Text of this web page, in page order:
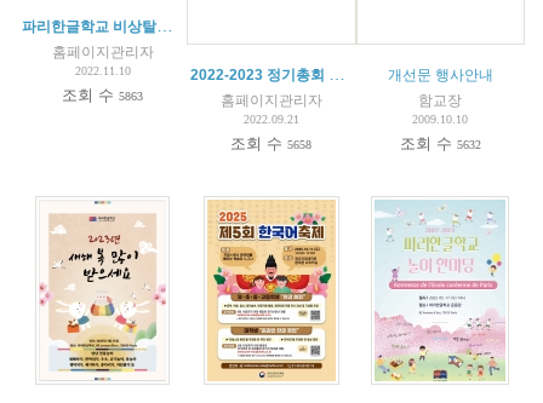
파리한글학교 비상탈출안전훈련 11월 9일 15시
홈페이지관리자
2022.11.10
조회 수5863
2022-2023 정기총회 회의록
홈페이지관리자
2022.09.21
조회 수5658
개선문 행사안내
함교장
2009.10.10
조회 수 5632